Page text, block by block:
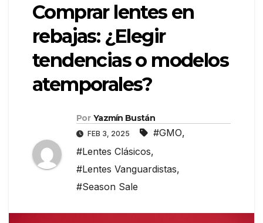
Comprar lentes en
rebajas: ¿Elegir
tendencias o modelos
atemporales?
Por Yazmín Bustán
FEB 3, 2025 #GMO,
#Lentes Clásicos,
#Lentes Vanguardistas,
#Season Sale